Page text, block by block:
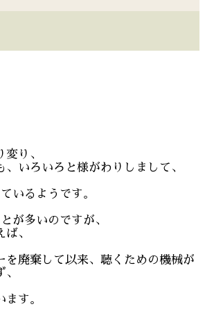
り、
いろいろと様がわりしまして、
いるようです。
が多いのですが、
、
を廃棄して以来、聴くための機械が
ます。